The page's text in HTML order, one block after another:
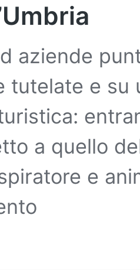
aziende
tutelate e su
a quello
e